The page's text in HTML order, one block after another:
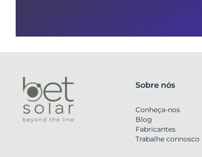
Sobre nós
Conheça-nos
Blog
Fabricantes
Trabalhe connosco